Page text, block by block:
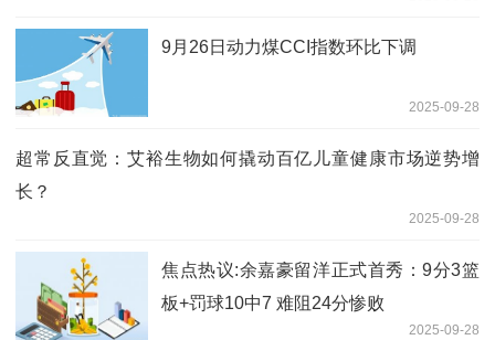
9月26日动力煤CCI指数环比下调
2025-09-28
超常反直觉：艾裕生物如何撬动百亿儿童健康市场逆势增
长？
2025-09-28
焦点热议:余嘉豪留洋正式首秀：9分3篮
板+罚球10中7 难阻24分惨败
2025-09-28